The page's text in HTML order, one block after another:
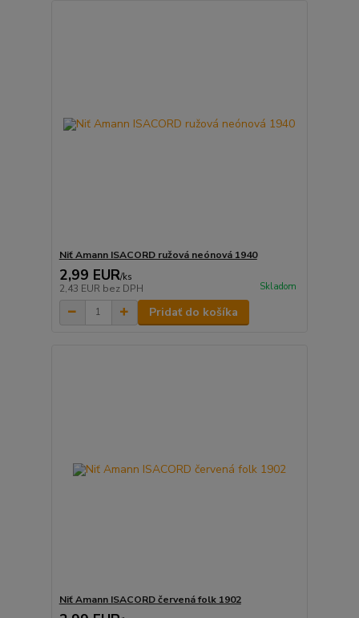
Niť Amann ISACORD ružová neónová 1940
2,99 EUR/ks
2,43 EUR bez DPH Skladom
Pridať do košíka
Niť Amann ISACORD červená folk 1902